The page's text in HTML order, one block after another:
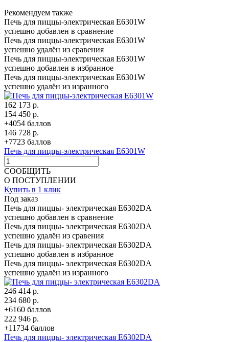
Рекомендуем также
Печь для пиццы-электрическая Е6301W
успешно добавлен в сравнение
Печь для пиццы-электрическая Е6301W
успешно удалён из сравения
Печь для пиццы-электрическая Е6301W
успешно добавлен в избранное
Печь для пиццы-электрическая Е6301W
успешно удалён из изранного
162 173 р.
154 450 р.
+4054 баллов
146 728 р.
+7723 баллов
Печь для пиццы-электрическая Е6301W
СООБЩИТЬ
О ПОСТУПЛЕНИИ
Купить в 1 клик
Под заказ
Печь для пиццы- электрическая Е6302DA
успешно добавлен в сравнение
Печь для пиццы- электрическая Е6302DA
успешно удалён из сравения
Печь для пиццы- электрическая Е6302DA
успешно добавлен в избранное
Печь для пиццы- электрическая Е6302DA
успешно удалён из изранного
246 414 р.
234 680 р.
+6160 баллов
222 946 р.
+11734 баллов
Печь для пиццы- электрическая Е6302DA